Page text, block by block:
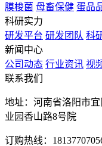
膜梭菌 母畜保健 蛋品
科研实力
研发平台 研发团队 科
新闻中心
公司动态 行业资讯 视
联系我们
地址：河南省洛阳市
业园香山路8号院
订购热线：